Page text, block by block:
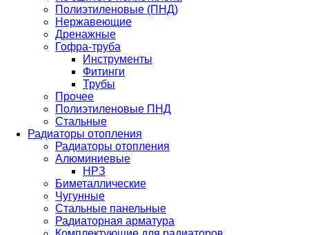
Полиэтиленовые (ПНД)
Нержавеющие
Дренажные
Гофра-труба
Инструменты
Фитинги
Трубы
Прочее
Полиэтиленовые ПНД
Стальные
Радиаторы отопления
Радиаторы отопления
Алюминиевые
НРЗ
Биметаллические
Чугунные
Стальные панельные
Радиаторная арматура